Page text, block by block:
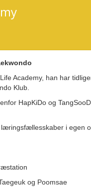
Academy, han har
Klub.
HapKiDo og
i egen
og Poomsae